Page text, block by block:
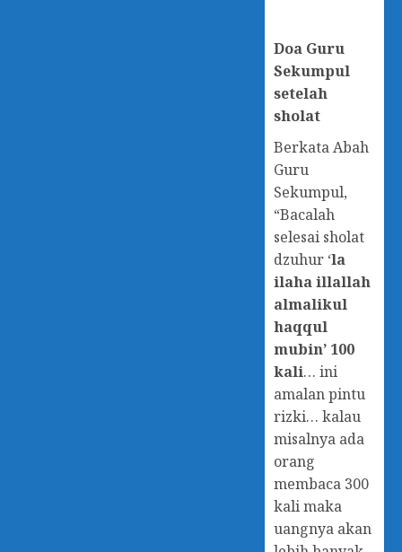
Doa Guru
Sekumpul
setelah
sholat
Berkata Abah
Guru
Sekumpul,
“Bacalah
selesai sholat
dzuhur ‘la
ilaha illallah
almalikul
haqqul
mubin’ 100
kali… ini
amalan pintu
rizki… kalau
misalnya ada
orang
membaca 300
kali maka
uangnya akan